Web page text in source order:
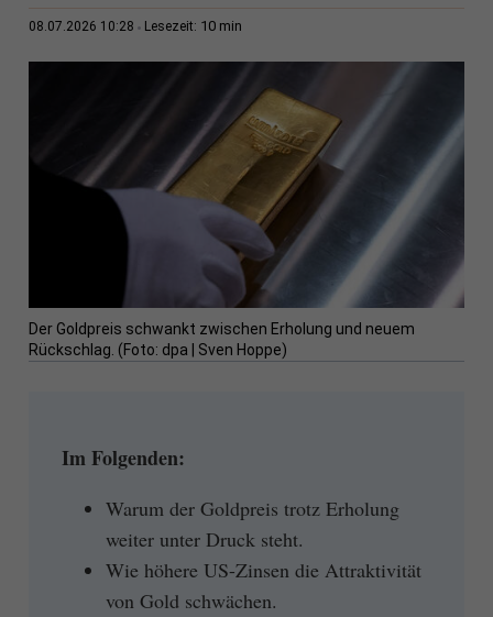
08.07.2026 10:28 Lesezeit: 10 min
Der Goldpreis schwankt zwischen Erholung und neuem
Rückschlag. (Foto: dpa | Sven Hoppe)
Im Folgenden:
Warum der Goldpreis trotz Erholung
weiter unter Druck steht.
Wie höhere US-Zinsen die Attraktivität
von Gold schwächen.